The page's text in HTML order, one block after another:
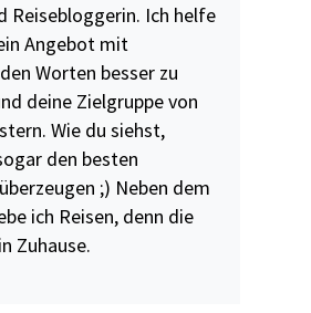
Reisebloggerin. Ich helfe
Angebot mit
Worten besser zu
deine Zielgruppe von
Wie du siehst,
den besten
;) Neben dem
ich Reisen, denn die
Zuhause.